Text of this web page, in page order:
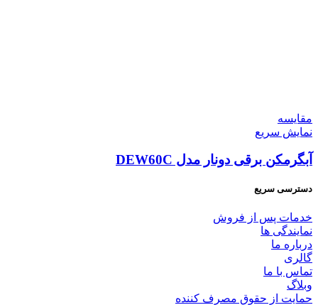
مقايسه
نمایش سریع
آبگرمکن برقی دونار مدل DEW60C
دسترسی سریع
خدمات پس از فروش
نمایندگی ها
درباره ما
گالری
تماس با ما
وبلاگ
حمایت از حقوق مصرف کننده